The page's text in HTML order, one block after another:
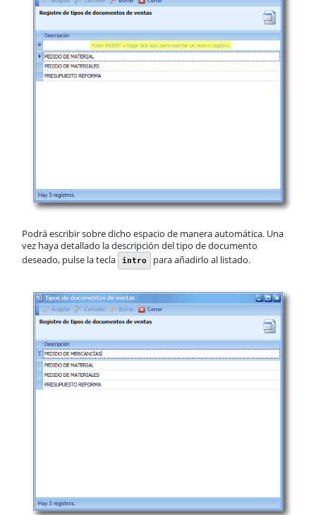
Podrá escribir sobre dicho espacio de manera automática. Una
vez haya detallado la descripción del tipo de documento
deseado, pulse la tecla
intro para añadirlo al listado.